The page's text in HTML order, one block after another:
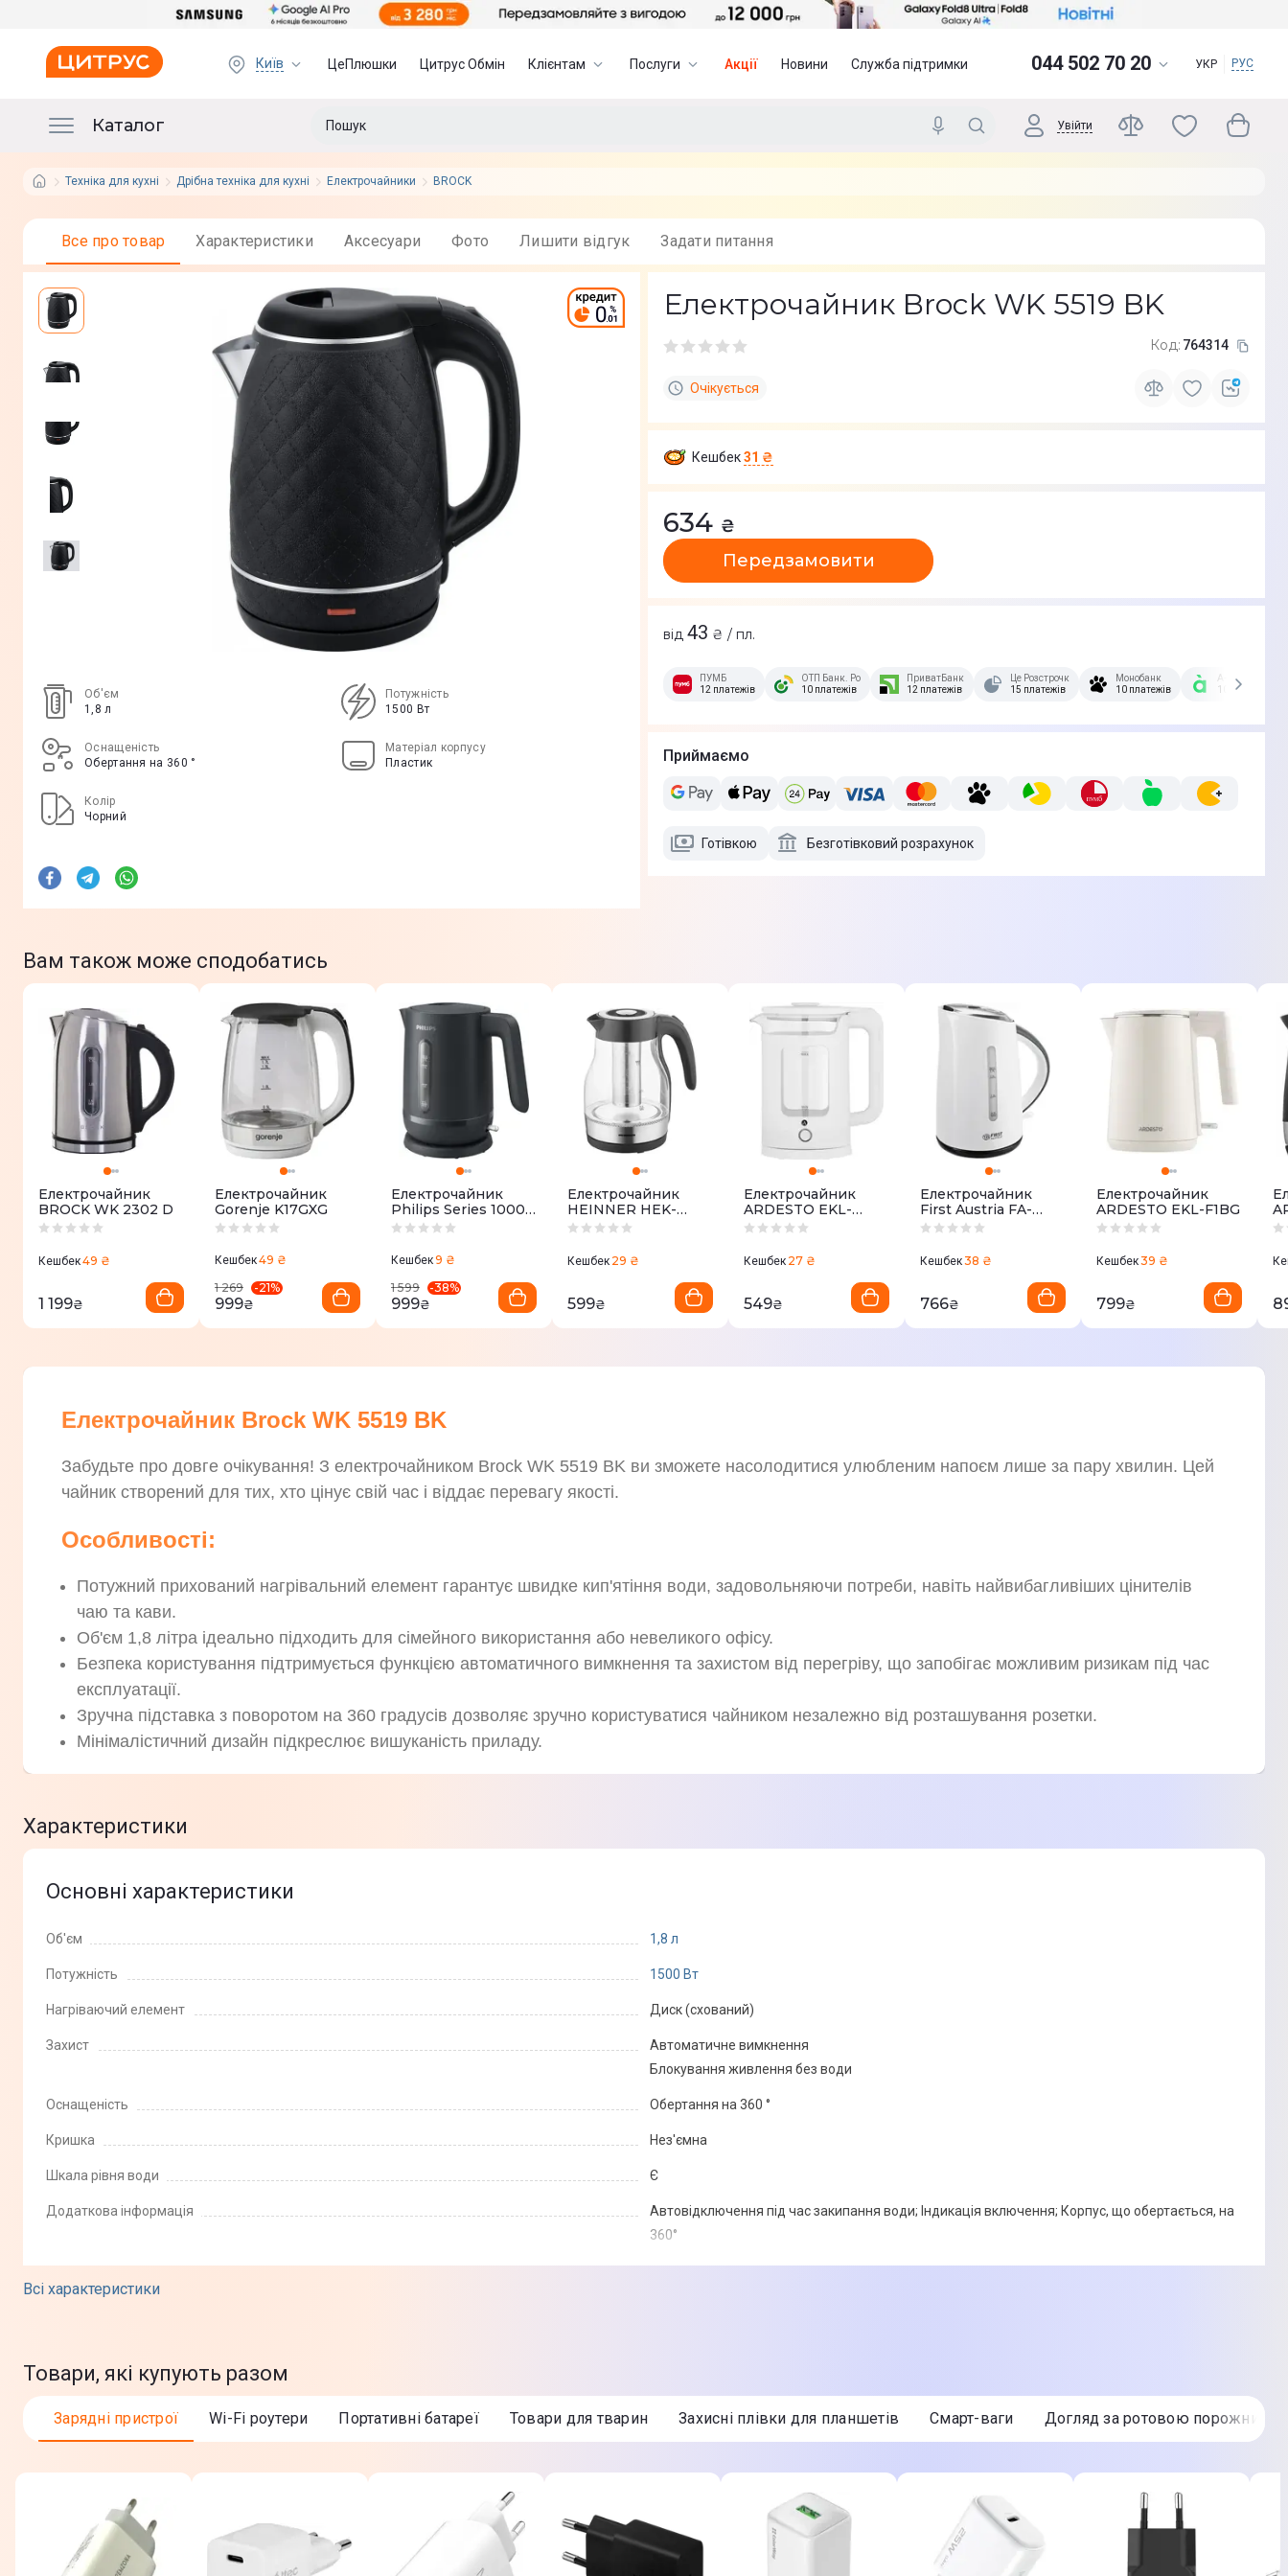
Київ ЦеПлюшки Цитрус Обмін Клієнтам Послуги Акції Новини Служба підтримки 044 502 70 20 УКР РУС
Каталог Увійти
Техніка для кухні Дрібна техніка для кухні Електрочайники BROCK
Все про товар Характеристики Аксесуари Фото Лишити вiдгук Задати питання
Об'єм
1,8 л
Потужність
1500 Вт
Оснащеність
Обертання на 360 °
Матеріал корпусу
Пластик
Колір
Чорний
Електрочайник Brock WK 5519 BK
Код: 764314
Очікується
Кешбек31 ₴
634 ₴
Передзамовити
від 43 ₴ / пл.
ПУМБ
12 платежів
ОТП Банк. Розстрочка Скибочка.
10 платежів
ПриватБанк
12 платежів
Це Розстрочка
15 платежів
Монобанк
10 платежів
А-Банк
10 платежів
Приймаємо
Готівкою Безготівковий розрахунок
Вам також може сподобатись
Електрочайник
BROCK WK 2302 D
Кешбек49 ₴
1 199₴
Електрочайник
Gorenje K17GXG
Кешбек49 ₴
1 269
-21%
999₴
Електрочайник
Philips Series 1000
HD9314/90
Кешбек9 ₴
1 599
-38%
999₴
Електрочайник
HEINNER HEK-
TF2200GBK
Кешбек 29 ₴
599₴
Електрочайник
ARDESTO EKL-
T31GW
Кешбек 27 ₴
549₴
Електрочайник
First Austria FA-
5417-5-WI
Кешбек38 ₴
766₴
Електрочайник
ARDESTO EKL-F1BG
Кешбек39 ₴
799₴
Електрочайник Brock WK 5519 BK
Забудьте про довге очікування! З електрочайником Brock WK 5519 BK ви зможете насолодитися улюбленим напоєм лише за пару хвилин. Цей
чайник створений для тих, хто цінує свій час і віддає перевагу якості.
Особливості:
Потужний прихований нагрівальний елемент гарантує швидке кип'ятіння води, задовольняючи потреби, навіть найвибагливіших цінителів
чаю та кави.
Об'єм 1,8 літра ідеально підходить для сімейного використання або невеликого офісу.
Безпека користування підтримується функцією автоматичного вимкнення та захистом від перегріву, що запобігає можливим ризикам під час
експлуатації.
Зручна підставка з поворотом на 360 градусів дозволяє зручно користуватися чайником незалежно від розташування розетки.
Мінімалістичний дизайн підкреслює вишуканість приладу.
Характеристики
Всі характеристики
Основні характеристики
Об'єм 1,8 л
Потужність 1500 Вт
Нагріваючий елемент Диск (схований)
Захист
Автоматичне вимкнення
Блокування живлення без води
Оснащеність Обертання на 360 °
Кришка Нез'ємна
Шкала рівня води Є
Додаткова інформація
Автовідключення під час закипання води; Індикація включення; Корпус, що обертається, на
360°
Фізичні характеристики
Габарити (ВхШхГ)
Вага 1 кг
Комплектація Електрочайник; Інструкція
Товари, які купують разом
Зарядні пристрої Wi-Fi роутери Портативні батареї Товари для тварин Захисні плівки для планшетів Смарт-ваги Догляд за ротовою